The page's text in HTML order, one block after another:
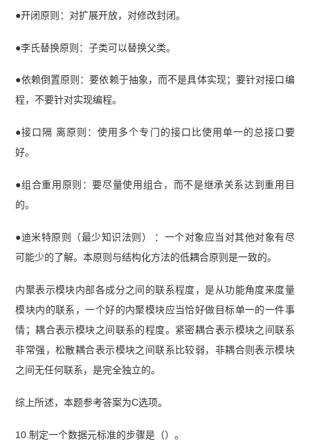
●开闭原则：对扩展开放，对修改封闭。
●李氏替换原则：子类可以替换父类。
●依赖倒置原则：要依赖于抽象，而不是具体实现；要针对接口编
程，不要针对实现编程。
●接口隔 离原则：使用多个专门的接口比使用单一的总接口要
好。
●组合重用原则：要尽量使用组合，而不是继承关系达到重用目
的。
●迪米特原则（最少知识法则） ：一个对象应当对其他对象有尽
可能少的了解。本原则与结构化方法的低耦合原则是一致的。
内聚表示模块内部各成分之间的联系程度，是从功能角度来度量
模块内的联系，一个好的内聚模块应当恰好做目标单一的一件事
情；耦合表示模块之间联系的程度。紧密耦合表示模块之间联系
非常强，松散耦合表示模块之间联系比较弱，非耦合则表示模块
之间无任何联系，是完全独立的。
综上所述，本题参考答案为C选项。
10.制定一个数据元标准的步骤是（）。